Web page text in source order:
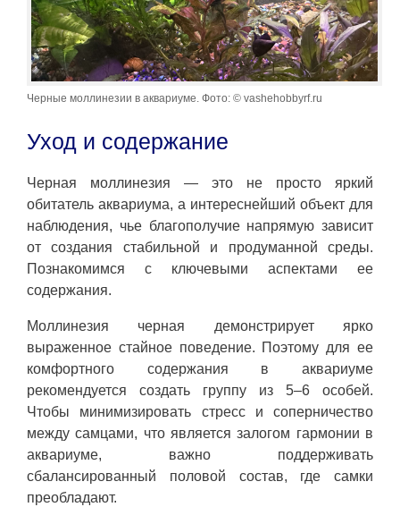
Черные моллинезии в аквариуме. Фото: © vashehobbyrf.ru
Уход и содержание
Черная моллинезия — это не просто яркий
обитатель аквариума, а интереснейший объект для
наблюдения, чье благополучие напрямую зависит
от создания стабильной и продуманной среды.
Познакомимся с ключевыми аспектами ее
содержания.
Моллинезия черная демонстрирует ярко
выраженное стайное поведение. Поэтому для ее
комфортного содержания в аквариуме
рекомендуется создать группу из 5–6 особей.
Чтобы минимизировать стресс и соперничество
между самцами, что является залогом гармонии в
аквариуме, важно поддерживать
сбалансированный половой состав, где самки
преобладают.